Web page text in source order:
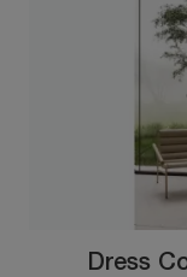
Dress